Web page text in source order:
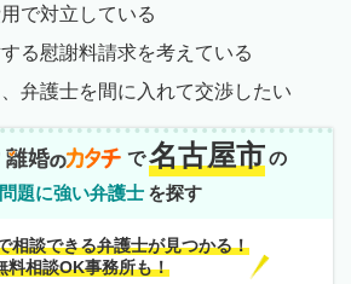
で対立している
る慰謝料請求を考えている
弁護士を間に入れて交渉したい
で名古屋市の
題に強い弁護士 を探す
相談できる弁護士が見つかる！
料相談OK事務所も！